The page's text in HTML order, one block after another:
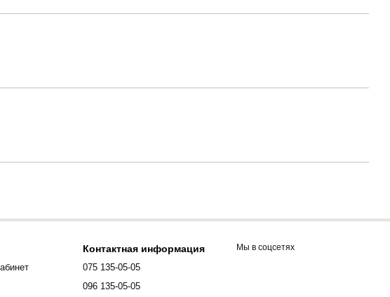
Контактная информация
075 135-05-05
096 135-05-05
Мы в соцсетях